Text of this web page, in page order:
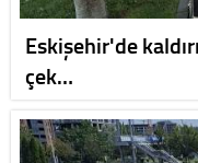
Eskişehir'de
çek…